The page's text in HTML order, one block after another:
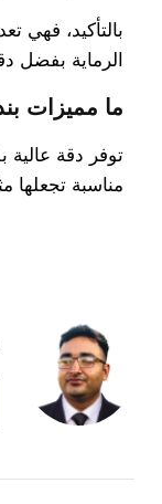
بالتأكيد، فهي
الرماية بفضل
ما مميزات
مناسبة تجعلها